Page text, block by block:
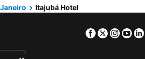
Itajubá Hotel
Facebook
Twitter